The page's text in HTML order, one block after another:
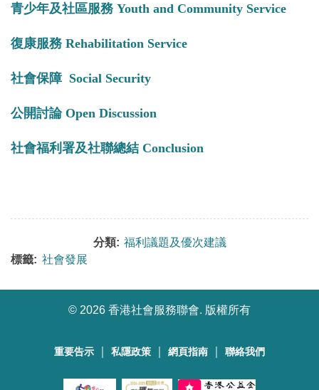
青少年及社區服務 Youth and Community Service
復康服務 Rehabilitation Service
社會保障 Social Security
公開討論 Open Discussion
社會福利署及社聯總結 Conclusion
分類: 福利議題及優次建議
標籤: 社會發展
© 2026 香港社會服務聯會. 版權所有
重要告示 私隱政策 網頁指南 聯絡我們